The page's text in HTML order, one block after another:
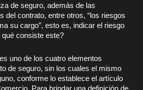
de seguro, además de las
del contrato, entre otros, “los riesgos
su cargo”, esto es, indicar el riesgo
consiste este?
uno de los cuatro elementos
de seguro, sin los cuales el mismo
conforme lo establece el artículo
Para brindar una definición de